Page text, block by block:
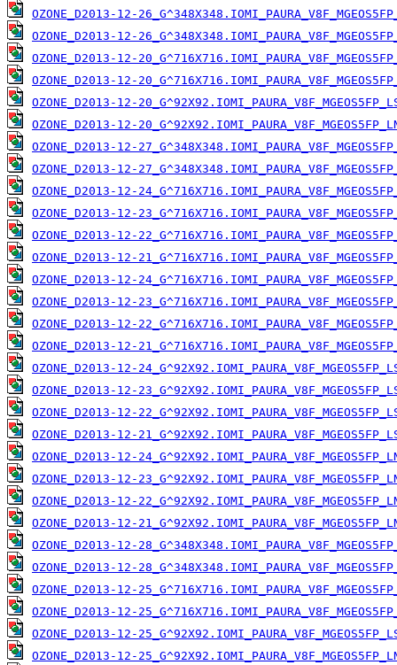
OZONE_D2013-12-
OZONE_D2013-12-
OZONE_D2013-12-
OZONE_D2013-12-
OZONE_D2013-12-
OZONE_D2013-12-
OZONE_D2013-12-
OZONE_D2013-12-
OZONE_D2013-12-
OZONE_D2013-12-
OZONE_D2013-12-
OZONE_D2013-12-
OZONE_D2013-12-
OZONE_D2013-12-
OZONE_D2013-12-
OZONE_D2013-12-
OZONE_D2013-12-
OZONE_D2013-12-
OZONE_D2013-12-
OZONE_D2013-12-
OZONE_D2013-12-
OZONE_D2013-12-
OZONE_D2013-12-
OZONE_D2013-12-
OZONE_D2013-12-
OZONE_D2013-12-
OZONE_D2013-12-
OZONE_D2013-12-
OZONE_D2013-12-
OZONE_D2013-12-